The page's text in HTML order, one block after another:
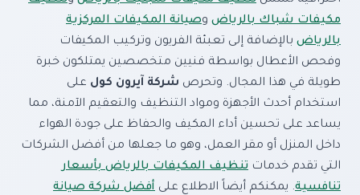
مكيفات شباك بالرياض وصيانة المكيفات المركزية
بالرياض بالإضافة إلى تعبئة الفريون وتركيب المكيفات
وفحص الأعطال بواسطة فنيين متخصصين يمتلكون خبرة
طويلة في هذا المجال. وتحرص شركة آيرون كول على
استخدام أحدث الأجهزة ومواد التنظيف والتعقيم الآمنة، مما
يساعد على تحسين أداء المكيف والحفاظ على جودة الهواء
داخل المنزل أو مقر العمل، وهو ما جعلها من أفضل الشركات
التي تقدم خدمات تنظيف المكيفات بالرياض بأسعار
تنافسية. يمكنكم أيضاً الاطلاع على أفضل شركة صيانة